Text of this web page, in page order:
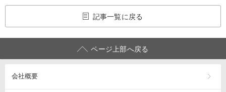
記事一覧に戻る
ページ上部へ戻る
会社概要